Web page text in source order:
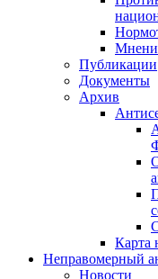
Публикации
Документы
Архив
Карта
Неправомерный
Новости